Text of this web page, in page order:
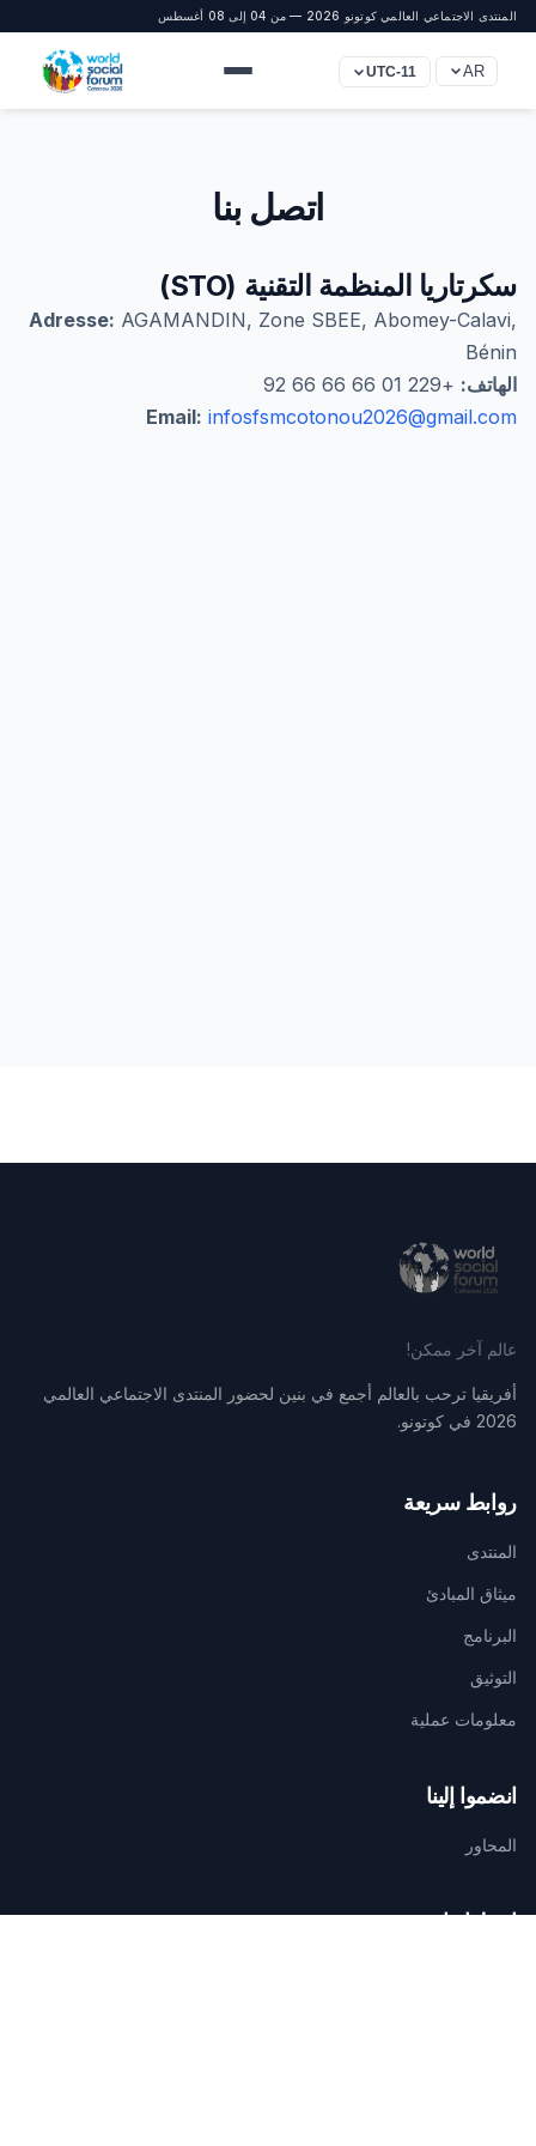
المنتدى الاجتماعي العالمي كوتونو 2026 — من 04 إلى 08 أغسطس
UTC-11 AR
اتصل بنا
سكرتاريا المنظمة التقنية (STO)
Adresse: AGAMANDIN, Zone SBEE, Abomey-Calavi,
Bénin
الهاتف: +229 01 66 66 66 92
Email: infosfsmcotonou2026@gmail.com
عالم آخر ممكن!
أفريقيا ترحب بالعالم أجمع في بنين لحضور المنتدى الاجتماعي العالمي
2026 في كوتونو.
روابط سريعة
المنتدى
ميثاق المبادئ
البرنامج
التوثيق
معلومات عملية
انضموا إلينا
المحاور
اتصلوا بنا